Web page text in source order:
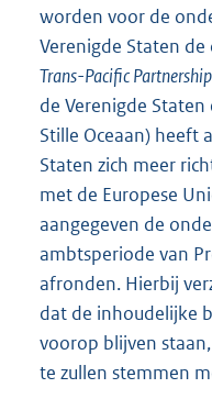
worden voor de
Verenigde Staten
Trans-Pacific Partnership
de Verenigde
Stille Oceaan) heeft
Staten zich meer
met de Europese
aangegeven de
ambtsperiode van
afronden. Hierbij
dat de inhoudelijke
voorop blijven
te zullen stemmen